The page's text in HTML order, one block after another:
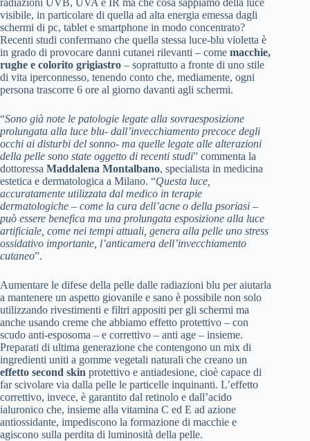
radiazioni UVB, UVA e IR ma che cosa sappiamo della luce
visibile, in particolare di quella ad alta energia emessa dagli
schermi di pc, tablet e smartphone in modo concentrato?
Recenti studi confermano che quella stessa luce-blu violetta è
in grado di provocare danni cutanei rilevanti – come macchie,
rughe e colorito grigiastro – soprattutto a fronte di uno stile
di vita iperconnesso, tenendo conto che, mediamente, ogni
persona trascorre 6 ore al giorno davanti agli schermi.
“Sono già note le patologie legate alla sovraesposizione
prolungata alla luce blu- dall’invecchiamento precoce degli
occhi ai disturbi del sonno- ma quelle legate alle alterazioni
della pelle sono state oggetto di recenti studi” commenta la
dottoressa Maddalena Montalbano, specialista in medicina
estetica e dermatologica a Milano. “Questa luce,
accuratamente utilizzata dal medico in terapie
dermatologiche – come la cura dell’acne o della psoriasi –
può essere benefica ma una prolungata esposizione alla luce
artificiale, come nei tempi attuali, genera alla pelle uno stress
ossidativo importante, l’anticamera dell’invecchiamento
cutaneo”.
Aumentare le difese della pelle dalle radiazioni blu per aiutarla
a mantenere un aspetto giovanile e sano è possibile non solo
utilizzando rivestimenti e filtri appositi per gli schermi ma
anche usando creme che abbiamo effetto protettivo – con
scudo anti-esposoma – e correttivo – anti age – insieme.
Preparati di ultima generazione che contengono un mix di
ingredienti uniti a gomme vegetali naturali che creano un
effetto second skin protettivo e antiadesione, cioè capace di
far scivolare via dalla pelle le particelle inquinanti. L’effetto
correttivo, invece, è garantito dal retinolo e dall’acido
ialuronico che, insieme alla vitamina C ed E ad azione
antiossidante, impediscono la formazione di macchie e
agiscono sulla perdita di luminosità della pelle.